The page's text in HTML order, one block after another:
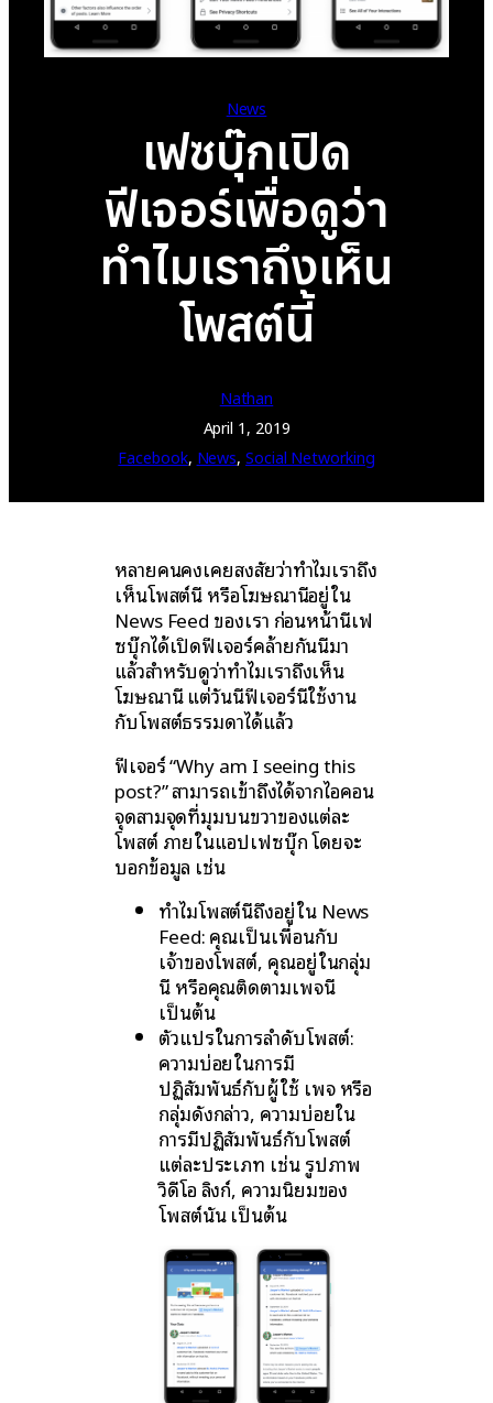
News
เฟซบุ๊กเปิด
ฟีเจอร์เพื่อดูว่า
ทำไมเราถึงเห็น
โพสต์นี้
Nathan
April 1, 2019
Facebook, News, Social Networking
หลายคนคงเคยสงสัยว่าทำไมเราถึง
เห็นโพสต์นี้ หรือโฆษณานี้อยู่ใน
News Feed ของเรา ก่อนหน้านี้เฟ
ซบุ๊กได้เปิดฟีเจอร์คล้ายกันนี้มา
แล้วสำหรับดูว่าทำไมเราถึงเห็น
โฆษณานี้ แต่วันนี้ฟีเจอร์นี้ใช้งาน
กับโพสต์ธรรมดาได้แล้ว
ฟีเจอร์ “Why am I seeing this
post?” สามารถเข้าถึงได้จากไอคอน
จุดสามจุดที่มุมบนขวาของแต่ละ
โพสต์ ภายในแอปเฟซบุ๊ก โดยจะ
บอกข้อมูล เช่น
ทำไมโพสต์นี้ถึงอยู่ใน News
Feed: คุณเป็นเพื่อนกับ
เจ้าของโพสต์, คุณอยู่ในกลุ่ม
นี้ หรือคุณติดตามเพจนี้
เป็นต้น
ตัวแปรในการลำดับโพสต์:
ความบ่อยในการมี
ปฏิสัมพันธ์กับผู้ใช้ เพจ หรือ
กลุ่มดังกล่าว, ความบ่อยใน
การมีปฏิสัมพันธ์กับโพสต์
แต่ละประเภท เช่น รูปภาพ
วิดีโอ ลิงก์, ความนิยมของ
โพสต์นั้น เป็นต้น